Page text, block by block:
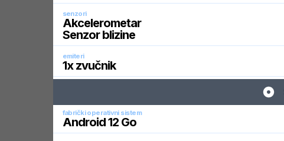
senzori
Akcelerometar
Senzor blizine
emiteri
1x zvučnik
fabrički operativni sistem
Android 12 Go